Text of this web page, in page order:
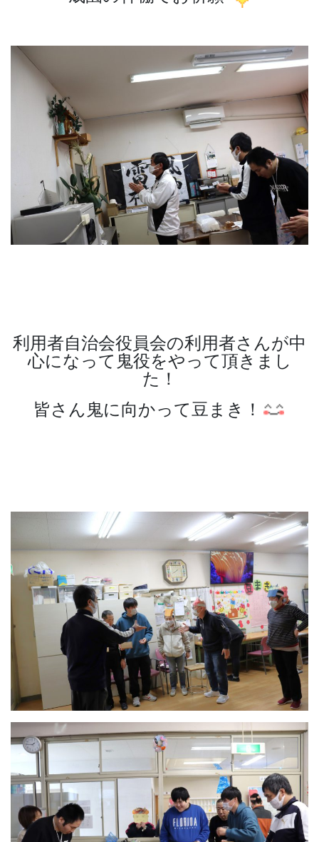
利用者自治会役員会の利用者さんが中
心になって鬼役をやって頂きまし
た！
皆さん鬼に向かって豆まき！